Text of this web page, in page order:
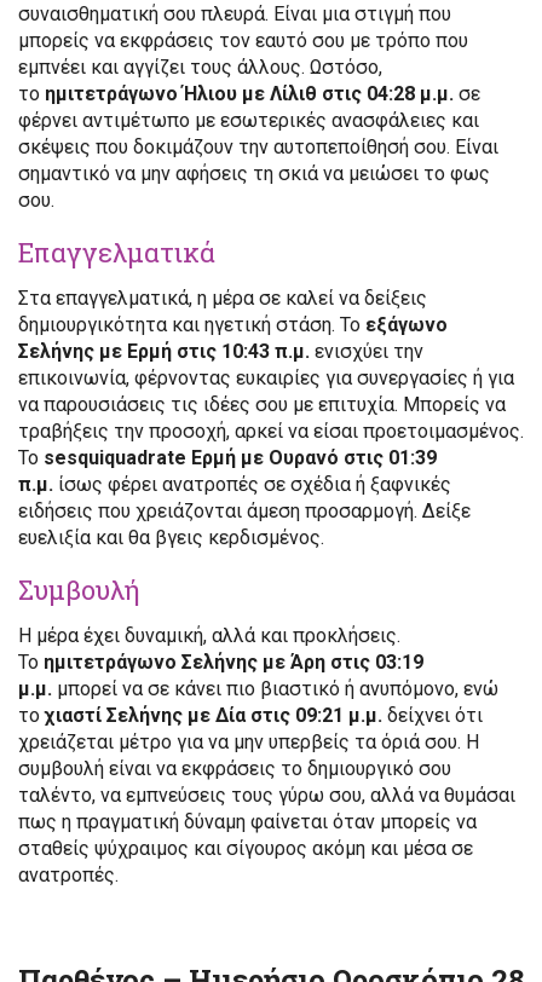
συναισθηματική σου πλευρά. Είναι μια στιγμή που
μπορείς να εκφράσεις τον εαυτό σου με τρόπο που
εμπνέει και αγγίζει τους άλλους. Ωστόσο,
το ημιτετράγωνο Ήλιου με Λίλιθ στις 04:28 μ.μ. σε
φέρνει αντιμέτωπο με εσωτερικές ανασφάλειες και
σκέψεις που δοκιμάζουν την αυτοπεποίθησή σου. Είναι
σημαντικό να μην αφήσεις τη σκιά να μειώσει το φως
σου.
Επαγγελματικά
Στα επαγγελματικά, η μέρα σε καλεί να δείξεις
δημιουργικότητα και ηγετική στάση. Το εξάγωνο
Σελήνης με Ερμή στις 10:43 π.μ. ενισχύει την
επικοινωνία, φέρνοντας ευκαιρίες για συνεργασίες ή για
να παρουσιάσεις τις ιδέες σου με επιτυχία. Μπορείς να
τραβήξεις την προσοχή, αρκεί να είσαι προετοιμασμένος.
Το sesquiquadrate Ερμή με Ουρανό στις 01:39
π.μ. ίσως φέρει ανατροπές σε σχέδια ή ξαφνικές
ειδήσεις που χρειάζονται άμεση προσαρμογή. Δείξε
ευελιξία και θα βγεις κερδισμένος.
Συμβουλή
Η μέρα έχει δυναμική, αλλά και προκλήσεις.
Το ημιτετράγωνο Σελήνης με Άρη στις 03:19
μ.μ. μπορεί να σε κάνει πιο βιαστικό ή ανυπόμονο, ενώ
τοχιαστί Σελήνης με Δία στις 09:21 μ.μ. δείχνει ότι
χρειάζεται μέτρο για να μην υπερβείς τα όριά σου. Η
συμβουλή είναι να εκφράσεις το δημιουργικό σου
ταλέντο, να εμπνεύσεις τους γύρω σου, αλλά να θυμάσαι
πως η πραγματική δύναμη φαίνεται όταν μπορείς να
σταθείς ψύχραιμος και σίγουρος ακόμη και μέσα σε
ανατροπές.